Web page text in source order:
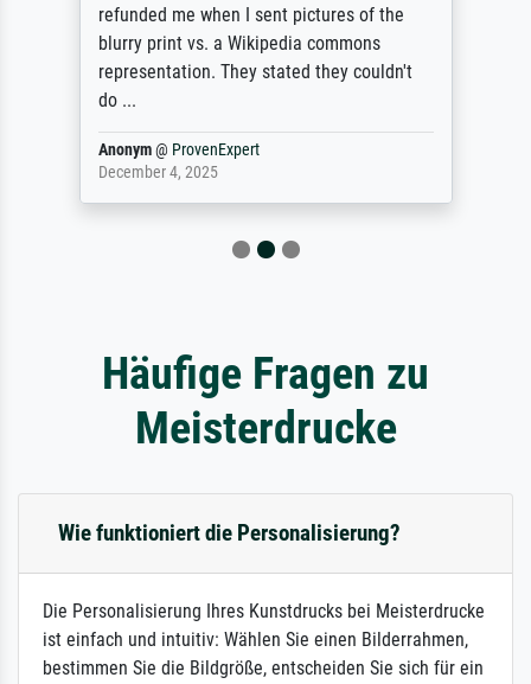
refunded me when I sent pictures of the
blurry print vs. a Wikipedia commons
representation. They stated they couldn't
do ...
Anonym@ ProvenExpert
December 4, 2025
Häufige Fragen zu
Meisterdrucke
Wie funktioniert die Personalisierung?
Die Personalisierung Ihres Kunstdrucks bei Meisterdrucke
ist einfach und intuitiv: Wählen Sie einen Bilderrahmen,
bestimmen Sie die Bildgröße, entscheiden Sie sich für ein